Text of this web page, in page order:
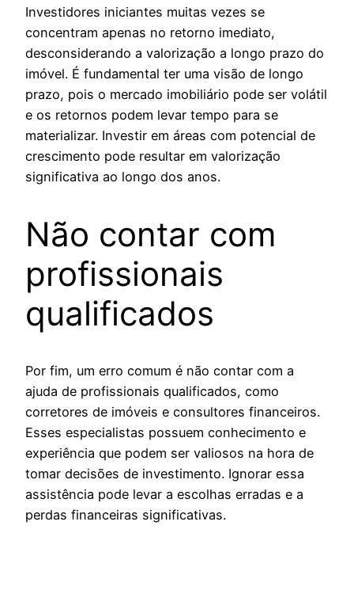
Investidores iniciantes muitas vezes se
concentram apenas no retorno imediato,
desconsiderando a valorização a longo prazo do
imóvel. É fundamental ter uma visão de longo
prazo, pois o mercado imobiliário pode ser volátil
e os retornos podem levar tempo para se
materializar. Investir em áreas com potencial de
crescimento pode resultar em valorização
significativa ao longo dos anos.
Não contar com
profissionais
qualificados
Por fim, um erro comum é não contar com a
ajuda de profissionais qualificados, como
corretores de imóveis e consultores financeiros.
Esses especialistas possuem conhecimento e
experiência que podem ser valiosos na hora de
tomar decisões de investimento. Ignorar essa
assistência pode levar a escolhas erradas e a
perdas financeiras significativas.